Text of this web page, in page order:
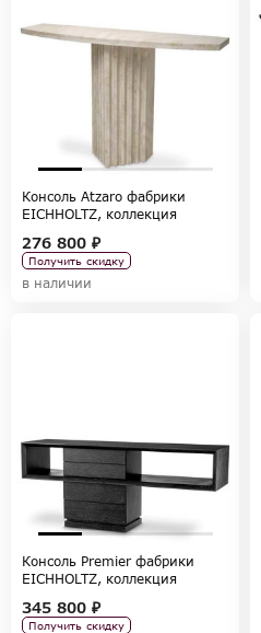
Консоль Atzaro фабрики
EICHHOLTZ, коллекция
276 800 ₽
Получить скидку
в наличии
Консоль Premier фабрики
EICHHOLTZ, коллекция
345 800 ₽
Получить скидку